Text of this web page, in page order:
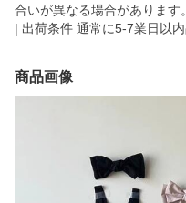
合いが異なる場合があります。
| 出荷条件 通常に5-7業日以内
商品画像